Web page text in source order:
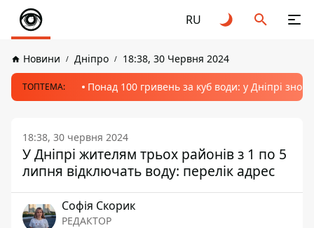
RU
Новини Дніпро 18:38, 30 Червня 2024
ТОПТЕМА: Понад 100 гривень за куб води: у Дніпрі
18:38, 30 червня 2024
У Дніпрі жителям трьох районів з 1 по 5
липня відключать воду: перелік адрес
Софія Скорик
РЕДАКТОР